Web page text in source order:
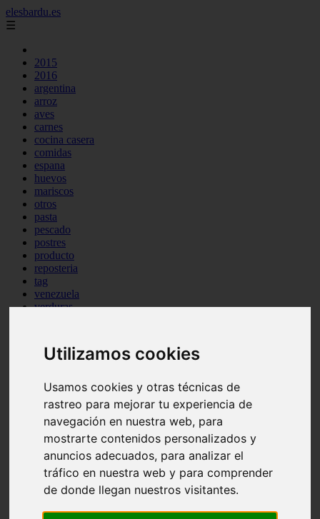
Utilizamos cookies
Usamos cookies y otras técnicas de
rastreo para mejorar tu experiencia de
navegación en nuestra web, para
mostrarte contenidos personalizados y
anuncios adecuados, para analizar el
tráfico en nuestra web y para comprender
de donde llegan nuestros visitantes.
elesbardu.es
☰
2015
2016
argentina
arroz
aves
carnes
cocina casera
comidas
espana
huevos
mariscos
otros
pasta
pescado
postres
producto
reposteria
tag
venezuela
verduras
Teruel - sarrión
Cádiz - algodonales
Madrid - madrid
Asturias - oviedo
Cádiz - el-puerto-de-santa-maría
Asturias - aller
álava - vitoria-gasteiz
Málaga - marbella
Zaragoza - zaragoza
Barcelona - barcelona
Valencia - valencia